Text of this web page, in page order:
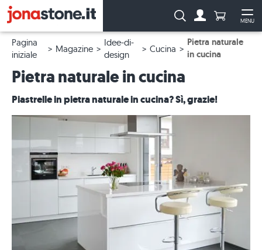
MENU
Ricerca: Numero di
Pagina
iniziale
Magazine
Idee-di-
design
Cucina
Pietra naturale
in cucina
Pietra naturale in cucina
Piastrelle in pietra naturale in cucina? Sì, grazie!